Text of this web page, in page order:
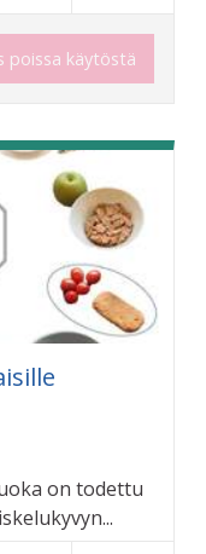
poissa käytöstä
on todettu